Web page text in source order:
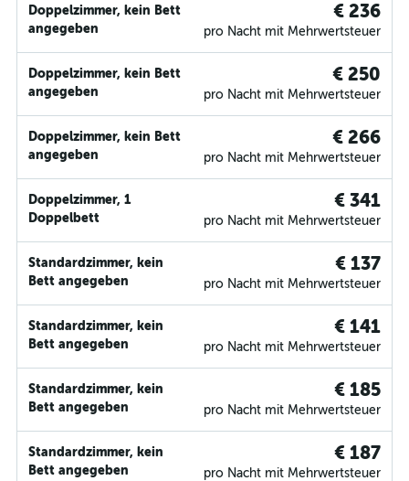
Doppelzimmer, kein Bett
angegeben
€ 236
pro Nacht mit Mehrwertsteuer
Doppelzimmer, kein Bett
angegeben
€ 250
pro Nacht mit Mehrwertsteuer
Doppelzimmer, kein Bett
angegeben
€ 266
pro Nacht mit Mehrwertsteuer
Doppelzimmer, 1
Doppelbett
€ 341
pro Nacht mit Mehrwertsteuer
Standardzimmer, kein
Bett angegeben
€ 137
pro Nacht mit Mehrwertsteuer
Standardzimmer, kein
Bett angegeben
€ 141
pro Nacht mit Mehrwertsteuer
Standardzimmer, kein
Bett angegeben
€ 185
pro Nacht mit Mehrwertsteuer
Standardzimmer, kein
Bett angegeben
€ 187
pro Nacht mit Mehrwertsteuer